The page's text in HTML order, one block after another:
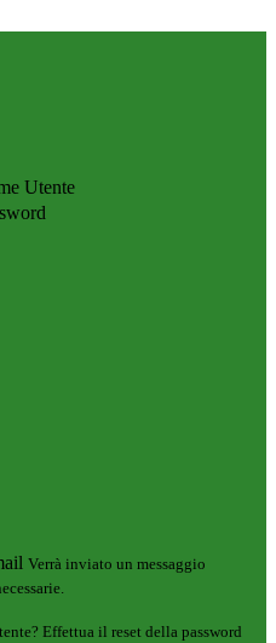
Utente
Verrà inviato un messaggio
Effettua il reset della password